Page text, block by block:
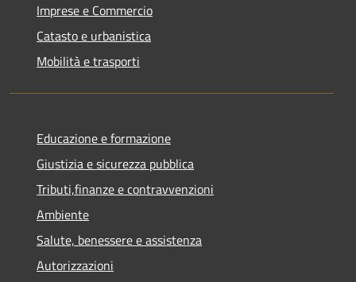
Imprese e Commercio
Catasto e urbanistica
Mobilità e trasporti
Educazione e formazione
Giustizia e sicurezza pubblica
Tributi,finanze e contravvenzioni
Ambiente
Salute, benessere e assistenza
Autorizzazioni